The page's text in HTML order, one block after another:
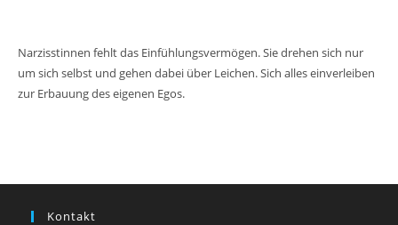
Narzisstinnen fehlt das Einfühlungsvermögen. Sie drehen sich nur
um sich selbst und gehen dabei über Leichen. Sich alles einverleiben
zur Erbauung des eigenen Egos.
Kontakt